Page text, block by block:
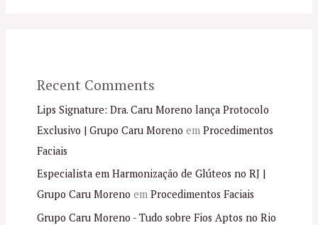
Recent Comments
Lips Signature: Dra. Caru Moreno lança Protocolo
Exclusivo | Grupo Caru Moreno em Procedimentos
Faciais
Especialista em Harmonização de Glúteos no RJ |
Grupo Caru Moreno em Procedimentos Faciais
Grupo Caru Moreno - Tudo sobre Fios Aptos no Rio